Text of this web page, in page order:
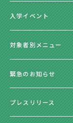
入学イベント
対象者別メニュー
緊急のお知らせ
プレスリリース